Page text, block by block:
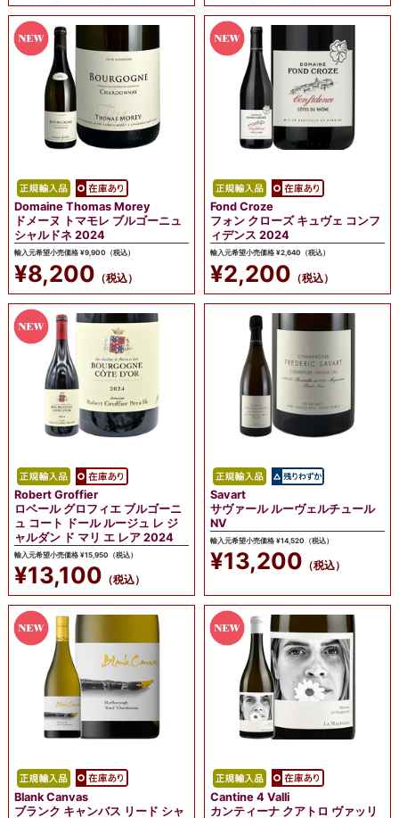
Domaine Thomas Morey
ドメーヌ トマモレ ブルゴーニュ
シャルドネ 2024
輸入元希望小売価格 ¥9,900（税込）
¥8,200 （税込）
Fond Croze
フォン クローズ キュヴェ コンフ
ィデンス 2024
輸入元希望小売価格 ¥2,640（税込）
¥2,200 （税込）
Robert Groffier
ロベール グロフィエ ブルゴーニ
ュ コート ドール ルージュ レ ジ
ャルダン ド マリ エ レア 2024
輸入元希望小売価格 ¥15,950（税込）
¥13,100 （税込）
Savart
サヴァール ルーヴェルチュール
NV
輸入元希望小売価格 ¥14,520（税込）
¥13,200 （税込）
Blank Canvas
ブランク キャンバス リード シャ
Cantine 4 Valli
カンティーナ クアトロ ヴァッリ